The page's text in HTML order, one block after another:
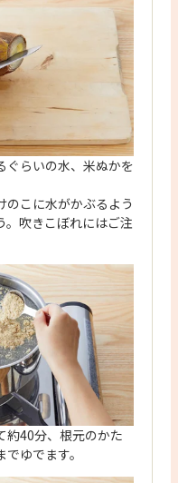
ぐらいの水、米ぬかを
こに水がかぶるよう
。吹きこぼれにはご注
約40分、根元のかた
ゆでます。